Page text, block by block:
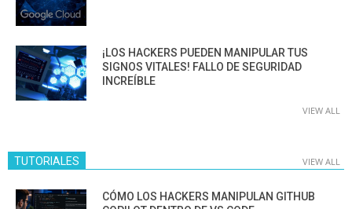
¡LOS HACKERS PUEDEN MANIPULAR TUS
SIGNOS VITALES! FALLO DE SEGURIDAD
INCREÍBLE
VIEW ALL
TUTORIALES VIEW ALL
CÓMO LOS HACKERS MANIPULAN GITHUB